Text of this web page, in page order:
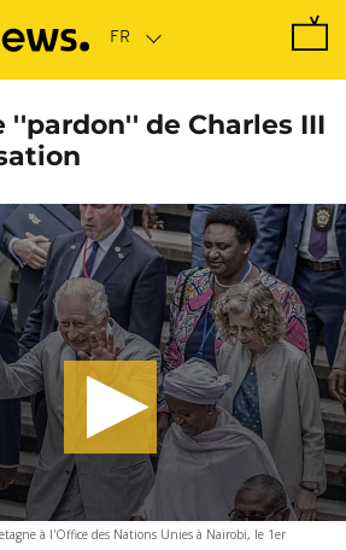
''pardon'' de Charles III
à l'Office des Nations Unies à Nairobi, le 1er